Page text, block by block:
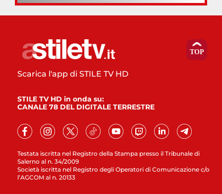
Testata iscritta nel Registro della Stampa presso il Tribunale di
Salerno al n. 34/2009
Società iscritta nel Registro degli Operatori di Comunicazione c/o
l’AGCOM al n. 20133
Scarica l'app di STILE TV HD
STILE TV HD in onda su:
CANALE 78 DEL DIGITALE TERRESTRE